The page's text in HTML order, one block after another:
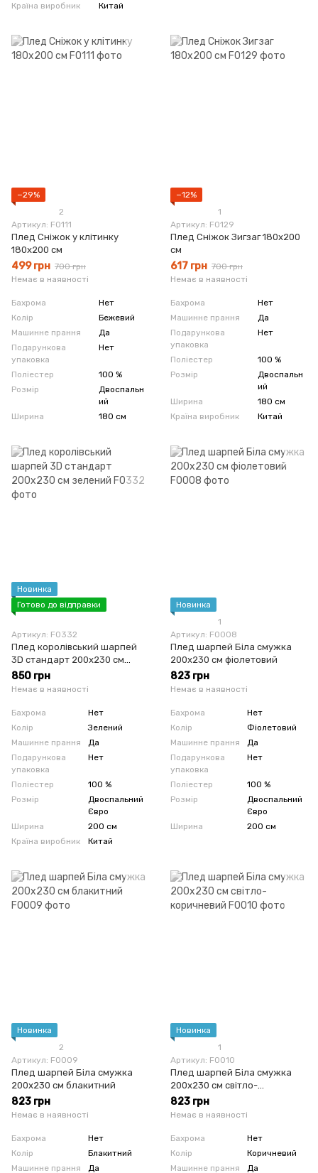
Країна виробник
Китай
−29%
2
Артикул: F0111
Плед Сніжок у клітинку
180x200 см
499 грн 700 грн
Немає в наявності
Бахрома
Нет
Колір
Бежевий
Машинне прання
Да
Подарункова
упаковка
Нет
Поліестер
100 %
Розмір
Двоспальн
ий
Ширина
180 см
−12%
1
Артикул: F0129
Плед Сніжок Зигзаг 180х200
см
617 грн 700 грн
Немає в наявності
Бахрома
Нет
Машинне прання
Да
Подарункова
упаковка
Нет
Поліестер
100 %
Розмір
Двоспальн
ий
Ширина
180 см
Країна виробник
Китай
Новинка
Готово до відправки
Артикул: F0332
Плед королівський шарпей
3D стандарт 200x230 см
зелений
850 грн
Немає в наявності
Бахрома
Нет
Колір
Зелений
Машинне прання
Да
Подарункова
упаковка
Нет
Поліестер
100 %
Розмір
Двоспальний
Євро
Ширина
200 см
Країна виробник
Китай
Новинка
1
Артикул: F0008
Плед шарпей Біла смужка
200x230 см фіолетовий
823 грн
Немає в наявності
Бахрома
Нет
Колір
Фіолетовий
Машинне прання
Да
Подарункова
упаковка
Нет
Поліестер
100 %
Розмір
Двоспальний
Євро
Ширина
200 см
Новинка
2
Артикул: F0009
Плед шарпей Біла смужка
200x230 см блакитний
823 грн
Немає в наявності
Бахрома
Нет
Колір
Блакитний
Машинне прання
Да
Новинка
1
Артикул: F0010
Плед шарпей Біла смужка
200x230 см світло-
коричневий
823 грн
Немає в наявності
Бахрома
Нет
Колір
Коричневий
Машинне прання
Да